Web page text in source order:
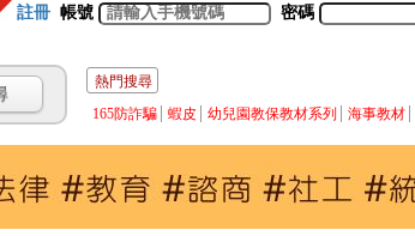
註冊 帳號 密碼
熱門搜尋
165防詐騙
蝦皮 幼兒園教保教材系列 海事教材